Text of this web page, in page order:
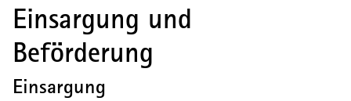
Einsargung und
Beförderung
Einsargung